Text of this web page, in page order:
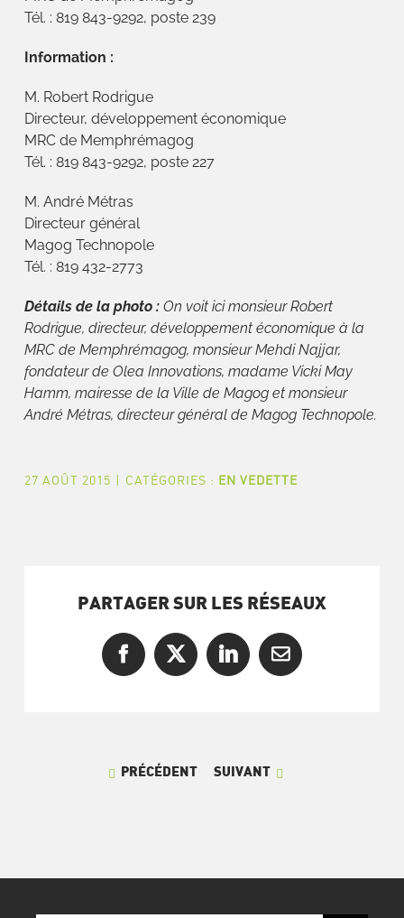
Tél. : 819 843-9292, poste 239
Information :
M. Robert Rodrigue
Directeur, développement économique
MRC de Memphrémagog
Tél. : 819 843-9292, poste 227
M. André Métras
Directeur général
Magog Technopole
Tél. : 819 432-2773
Détails de la photo :On voit ici monsieur Robert
Rodrigue, directeur, développement économique à la
MRC de Memphrémagog, monsieur Mehdi Najjar,
fondateur de Olea Innovations, madame Vicki May
Hamm, mairesse de la Ville de Magog et monsieur
André Métras, directeur général de Magog Technopole.
27 AOÛT 2015 | CATÉGORIES : EN VEDETTE
PARTAGER SUR LES RÉSEAUX
Facebook
X LinkedInCourriel
PRÉCÉDENT SUIVANT